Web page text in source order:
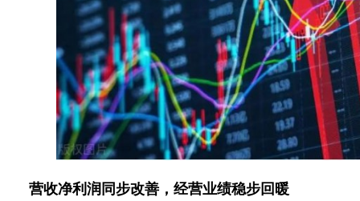
营收净利润同步改善，经营业绩稳步回暖